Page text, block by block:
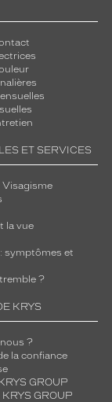
ET SERVICES
Visagisme
la vue
symptômes et
?
KRYS
?
la confiance
GROUP
GROUP